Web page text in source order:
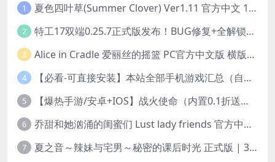
1 夏色四叶草(Summer Clover) Ver1.11 官方中文 1+4.35G 全CG 有CV 百度盘版本
2 特工17双端0.25.7正式版发布！BUG修复+全解锁存档+赞助码合集（安卓/PC/中文/动态）
3 Alice in Cradle 爱丽丝的摇篮 PC官方中文版 横版动作ACT 手绘幻想风 v0.29g 完整体验版
4 【必看-可直接安装】本站全部手机游戏汇总（自带修改器MOD）
5 【爆热手游/安卓+IOS】战火使命（内置0.1折送可触碰战姬）[中文/美女养成/整合兑换码/双端互通/更新]（公测）
6 乔甜和她汹涌的闺蜜们 Lust lady friends 官方中文版本 SLG类型
7 夏之音～辣妹与宅男～秘密的课后时光 正式版 | 3D 动态步兵触摸互动 SLG|PC 平台 | 内嵌汉化 + 去码补丁 + 修改存档 | 1.5G